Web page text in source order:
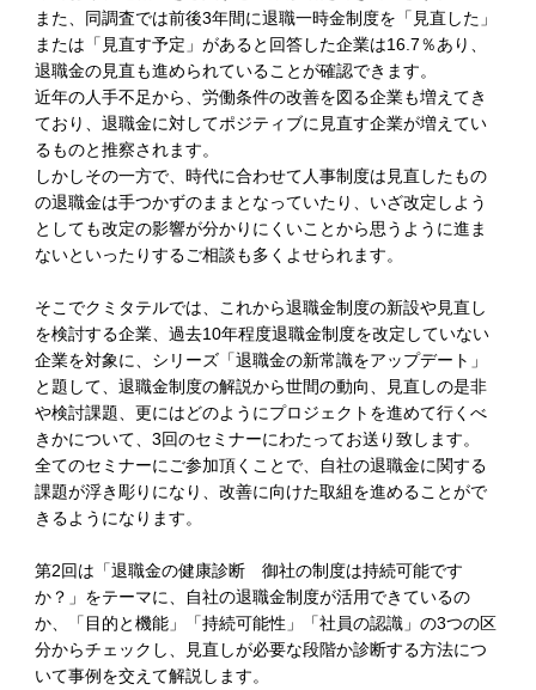
また、同調査では前後3年間に退職一時金制度を「見直した」
または「見直す予定」があると回答した企業は16.7％あり、
退職金の見直も進められていることが確認できます。
近年の人手不足から、労働条件の改善を図る企業も増えてき
ており、退職金に対してポジティブに見直す企業が増えてい
るものと推察されます。
しかしその一方で、時代に合わせて人事制度は見直したもの
の退職金は手つかずのままとなっていたり、いざ改定しよう
としても改定の影響が分かりにくいことから思うように進ま
ないといったりするご相談も多くよせられます。
そこでクミタテルでは、これから退職金制度の新設や見直し
を検討する企業、過去10年程度退職金制度を改定していない
企業を対象に、シリーズ「退職金の新常識をアップデート」
と題して、退職金制度の解説から世間の動向、見直しの是非
や検討課題、更にはどのようにプロジェクトを進めて行くべ
きかについて、3回のセミナーにわたってお送り致します。
全てのセミナーにご参加頂くことで、自社の退職金に関する
課題が浮き彫りになり、改善に向けた取組を進めることがで
きるようになります。
第2回は「退職金の健康診断 御社の制度は持続可能です
か？」をテーマに、自社の退職金制度が活用できているの
か、「目的と機能」「持続可能性」「社員の認識」の3つの区
分からチェックし、見直しが必要な段階か診断する方法につ
いて事例を交えて解説します。